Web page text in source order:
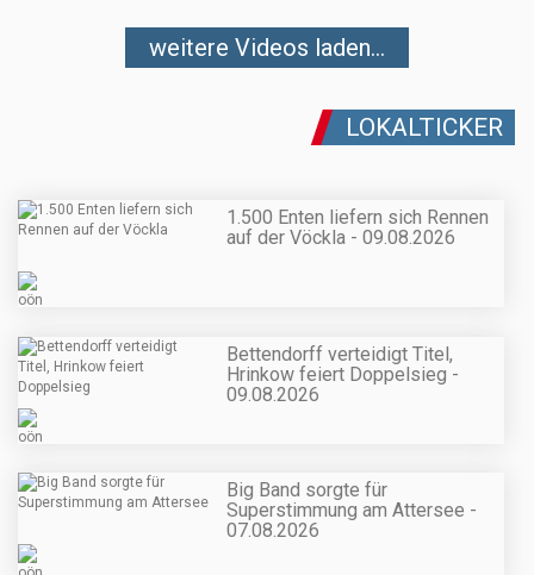
weitere Videos laden...
LOKALTICKER
1.500 Enten liefern sich Rennen
auf der Vöckla - 09.08.2026
Bettendorff verteidigt Titel,
Hrinkow feiert Doppelsieg -
09.08.2026
Big Band sorgte für
Superstimmung am Attersee -
07.08.2026